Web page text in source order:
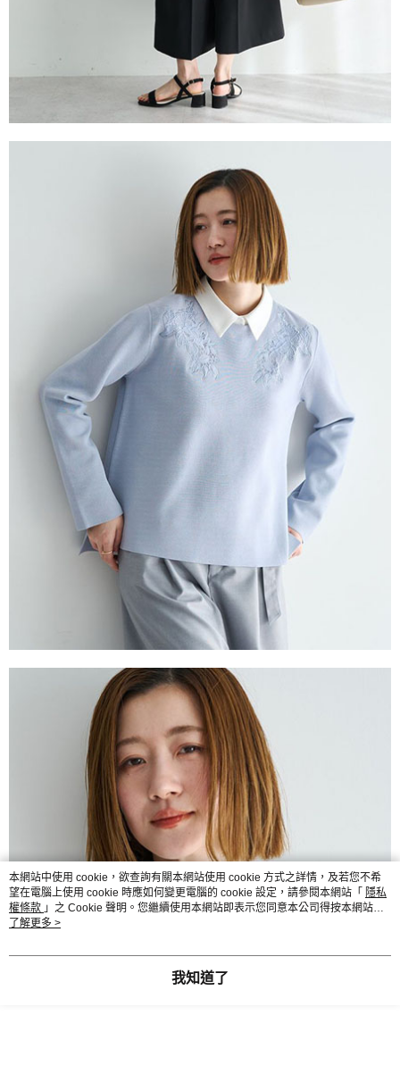
本網站中使用 cookie，欲查詢有關本網站使用 cookie 方式之詳情，及若您不希
望在電腦上使用 cookie 時應如何變更電腦的 cookie 設定，請參閱本網站「 隱私
權條款 」之 Cookie 聲明。您繼續使用本網站即表示您同意本公司得按本網站使
用條款之 Cookie 聲明使用 cookie。
了解更多 >
我知道了